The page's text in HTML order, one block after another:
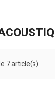
7 article(s)